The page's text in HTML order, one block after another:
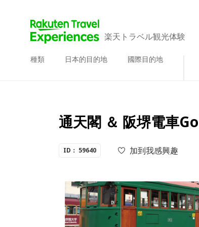
楽天トラベル観光体験
種類 日本的目的地 國際目的地
通天閣 ＆ 阪堺電車
ID： 59640 加到我感興趣